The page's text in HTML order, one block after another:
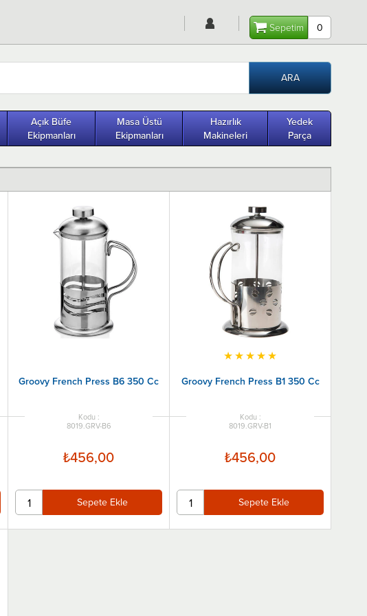
Sepetim 0
Açık Büfe
Ekipmanları
Masa Üstü
Ekipmanları
Hazırlık
Makineleri
Yedek
Parça
Groovy French Press B6 350 Cc
8019.GRV-B6
₺456,00
Sepete Ekle
Groovy French Press B1 350 Cc
★★★★★
8019.GRV-B1
₺456,00
Sepete Ekle